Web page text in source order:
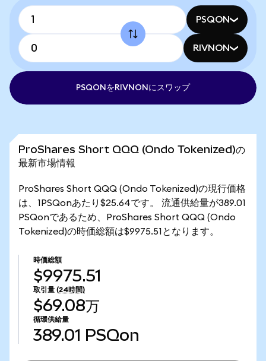
PSQON
RIVNON
PSQONをRIVNONにスワップ
ProShares Short QQQ (Ondo Tokenized)の
最新市場情報
ProShares Short QQQ (Ondo Tokenized)の現行価格
は、1PSQonあたり$25.64です。 流通供給量が389.01
PSQonであるため、ProShares Short QQQ (Ondo
Tokenized)の時価総額は$9975.51となります。
時価総額
$9975.51
取引量 (24時間)
$69.08万
循環供給量
389.01 PSQon